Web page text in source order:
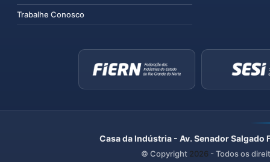
Trabalhe Conosco
Casa da Indústria - Av. Senador
© Copyright 2026 - Todos os